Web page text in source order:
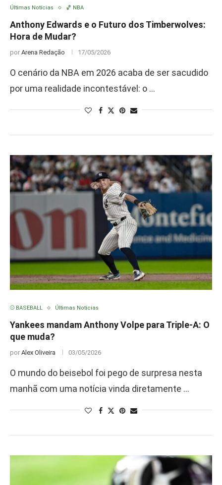
Últimas Notícias 🏀 NBA
Anthony Edwards e o Futuro dos Timberwolves:
Hora de Mudar?
por Arena Redação 17/05/2026
O cenário da NBA em 2026 acaba de ser sacudido
por uma realidade incontestável: o …
⚾ BASEBALL Últimas Notícias
Yankees mandam Anthony Volpe para Triple-A: O
que muda?
por Alex Oliveira 03/05/2026
O mundo do beisebol foi pego de surpresa nesta
manhã com uma notícia vinda diretamente …